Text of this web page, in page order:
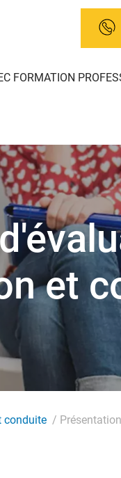
FORMATION
et
conduite Présentation